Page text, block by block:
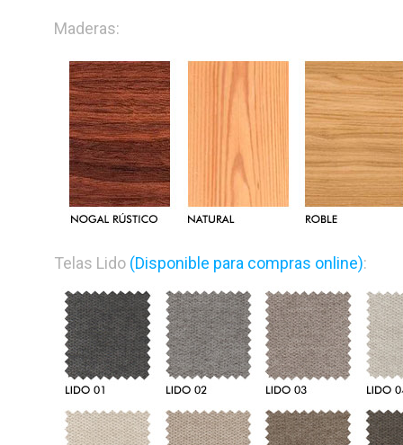
Maderas:
Telas Lido (Disponible para compras online):